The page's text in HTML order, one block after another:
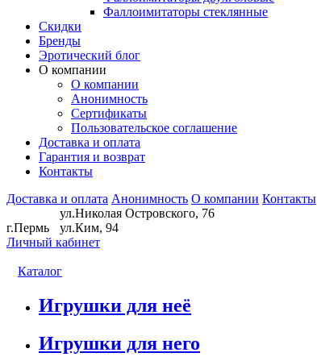
Фаллоимитаторы стеклянные
Скидки
Бренды
Эротический блог
О компании
О компании
Анонимность
Сертификаты
Пользовательское соглашение
Доставка и оплата
Гарантия и возврат
Контакты
Доставка и оплата Анонимность О компании Контакты
г.Пермь
ул.Николая Островского, 76
ул.Ким, 94
Личный кабинет
Каталог
Игрушки для неё
Игрушки для него